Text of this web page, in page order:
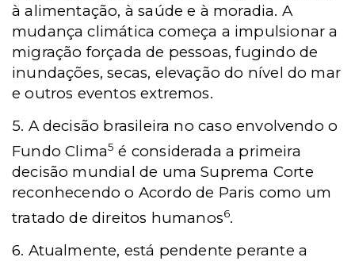
à alimentação, à saúde e à moradia. A
mudança climática começa a impulsionar a
migração forçada de pessoas, fugindo de
inundações, secas, elevação do nível do mar
e outros eventos extremos.
5. A decisão brasileira no caso envolvendo o
Fundo Clima5 é considerada a primeira
decisão mundial de uma Suprema Corte
reconhecendo o Acordo de Paris como um
tratado de direitos humanos6.
6. Atualmente, está pendente perante a